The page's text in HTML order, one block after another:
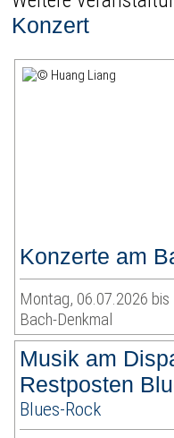
Konzert
Konzerte am
Montag, 06.07.2026
Bach-Denkmal
Musik am
Restposten
Blues-Rock